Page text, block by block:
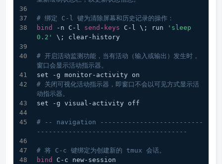
# 绑定 C-l 键为清除屏幕和历史记录的操作：
bind
-n C-l send - keys C-l \; run
'sleep
0.2'
\; clear-history
# 开启活动监测功能，当有活动（输入或输出）发生时，
窗口会显示活动指示器。
set -g monitor-activity on
# 关闭可视化活动指示器，即窗口不会以可见方式显示活
动指示器。
set -g visual-activity off
# -- navigation --------------------------
--------------------------------------
# 将 C-c 键绑定为创建新的 tmux 会话。
bind
C-c new-session